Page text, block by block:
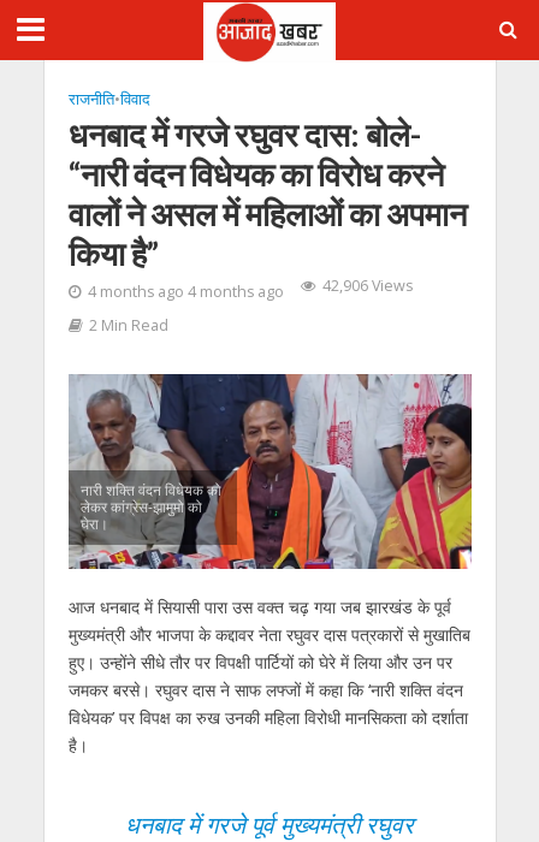
राजनीति•विवाद
धनबाद में गरजे रघुवर दास: बोले-
“नारी वंदन विधेयक का विरोध करने
वालों ने असल में महिलाओं का अपमान
किया है”
4 months ago 4 months ago
42,906 Views
2 Min Read
नारी शक्ति वंदन विधेयक को
लेकर कांग्रेस-झामुमो को
घेरा।
आज धनबाद में सियासी पारा उस वक्त चढ़ गया जब झारखंड के पूर्व
मुख्यमंत्री और भाजपा के कद्दावर नेता रघुवर दास पत्रकारों से मुखातिब
हुए। उन्होंने सीधे तौर पर विपक्षी पार्टियों को घेरे में लिया और उन पर
जमकर बरसे। रघुवर दास ने साफ लफ्जों में कहा कि ‘नारी शक्ति वंदन
विधेयक’ पर विपक्ष का रुख उनकी महिला विरोधी मानसिकता को दर्शाता
है।
धनबाद में गरजे पूर्व मुख्यमंत्री रघुवर